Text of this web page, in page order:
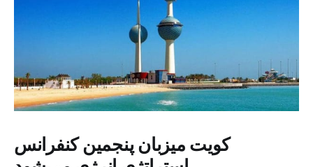
کویت میزبان پنجمین کنفرانس